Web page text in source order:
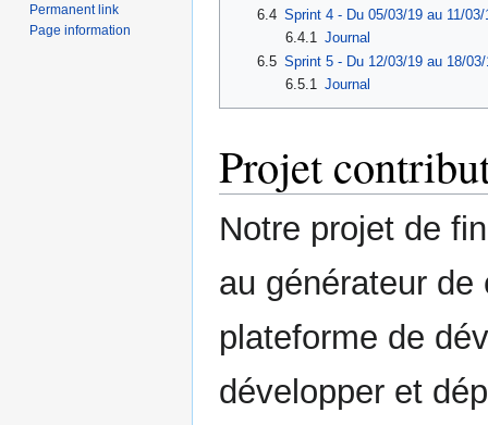
6.4 Sprint 4 - Du 05/03/19 au 11/03/
6.4.1
Journal
6.5 Sprint 5 - Du 12/03/19 au 18/03/
6.5.1 Journal
Projet
Notre projet de
au générateur
plateforme de
développer et
Permanent link
Page information